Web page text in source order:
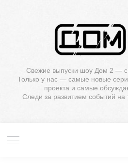
Свежие выпуски шоу Дом 2 —
Только у нас — самые новые
проекта и самые
Следи за развитием событий на